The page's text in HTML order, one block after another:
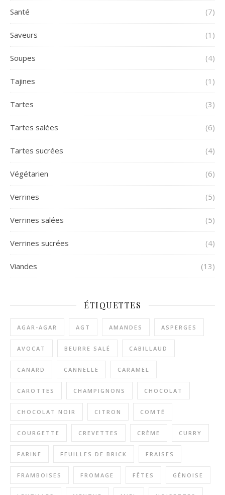
Santé (7)
Saveurs (1)
Soupes (4)
Tajines (1)
Tartes (3)
Tartes salées (6)
Tartes sucrées (4)
Végétarien (6)
Verrines (5)
Verrines salées (5)
Verrines sucrées (4)
Viandes (13)
ÉTIQUETTES
AGAR-AGAR AGT AMANDES ASPERGES
AVOCAT BEURRE SALÉ CABILLAUD
CANARD CANNELLE CARAMEL
CAROTTES CHAMPIGNONS CHOCOLAT
CHOCOLAT NOIR CITRON COMTÉ
COURGETTE CREVETTES CRÈME CURRY
FARINE FEUILLES DE BRICK FRAISES
FRAMBOISES FROMAGE FÊTES GÉNOISE